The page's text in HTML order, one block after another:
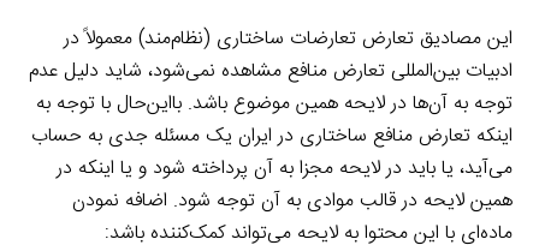
این مصادیق تعارض تعارضات ساختاری (نظام‌مند) معمولاً در
ادبیات بین‌المللی تعارض منافع مشاهده نمی‌شود، شاید دلیل عدم
توجه به آن‌ها در لایحه همین موضوع باشد. بااین‌حال با توجه به
اینکه تعارض منافع ساختاری در ایران یک مسئله جدی به حساب
می‌آید، یا باید در لایحه مجزا به آن پرداخته شود و یا اینکه در
همین لایحه در قالب موادی به آن توجه شود. اضافه نمودن
ماده‌ای با این محتوا به لایحه می‌تواند کمک‌کننده باشد: